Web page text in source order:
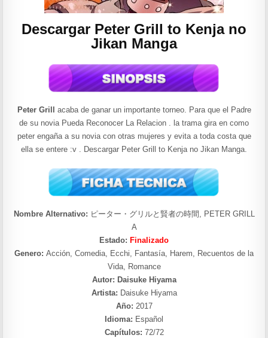
Descargar Peter Grill to Kenja no
Jikan Manga
Peter Grill
acaba de ganar un importante torneo. Para que el Padre
de su novia Pueda Reconocer La Relacion . la trama gira en como
peter engaña a su novia con otras mujeres y evita a toda costa que
ella se entere :v . Descargar Peter Grill to Kenja no Jikan Manga.
Nombre Alternativo: ピーター・グリルと賢者の時間, PETER GRILL
A
Estado: Finalizado
Genero: Acción, Comedia, Ecchi, Fantasía, Harem, Recuentos de la
Vida, Romance
Autor: Daisuke Hiyama
Artista: Daisuke Hiyama
Año: 2017
Idioma: Español
Capítulos: 72/72